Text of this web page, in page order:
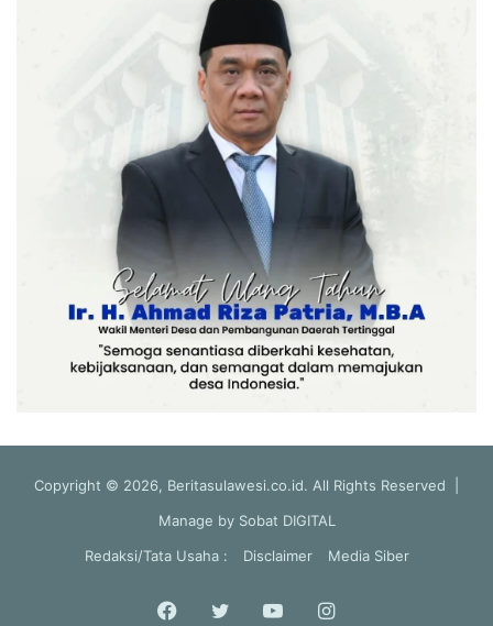
Copyright © 2026, Beritasulawesi.co.id. All Rights Reserved |
Manage by Sobat DIGITAL
Redaksi/Tata Usaha :
Disclaimer Media Siber
Facebook
Twitter YouTubeInstagram